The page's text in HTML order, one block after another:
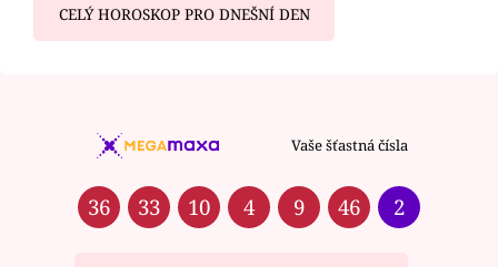
CELÝ HOROSKOP PRO DNEŠNÍ DEN
Vaše šťastná čísla
36 33 10 4 9 46 2